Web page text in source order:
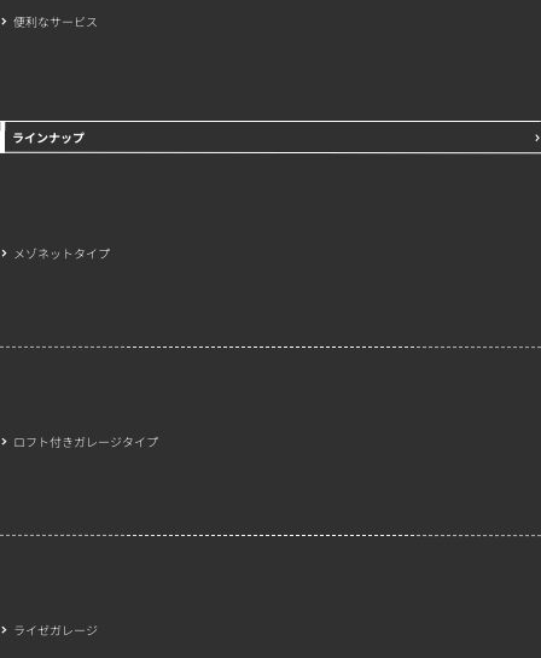
便利なサービス
ラインナップ
メゾネットタイプ
ロフト付きガレージタイプ
ライゼガレージ